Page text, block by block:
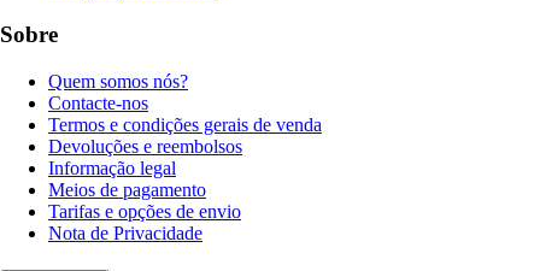
Sobre
Quem somos nós?
Contacte-nos
Termos e condições gerais de venda
Devoluções e reembolsos
Informação legal
Meios de pagamento
Tarifas e opções de envio
Nota de Privacidade